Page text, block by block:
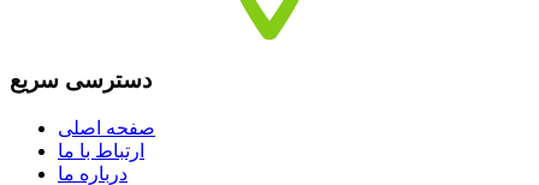
دسترسی سریع
صفحه اصلی
ارتباط با ما
درباره ما